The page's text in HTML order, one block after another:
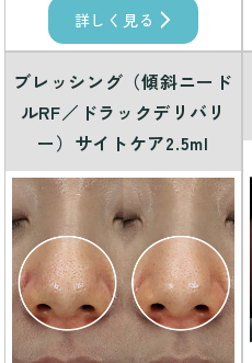
詳しく見る
ブレッシング（傾斜ニード
ルRF／ドラックデリバリ
ー）サイトケア2.5ml